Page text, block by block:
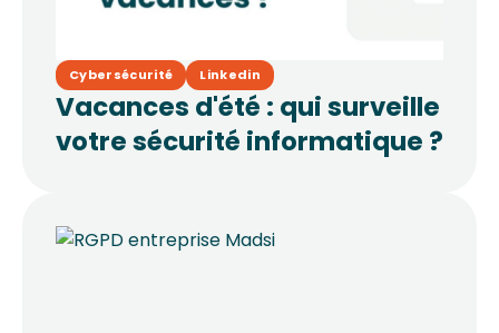
Cybersécurité Linkedin
Vacances d'été : qui surveille
votre sécurité informatique ?